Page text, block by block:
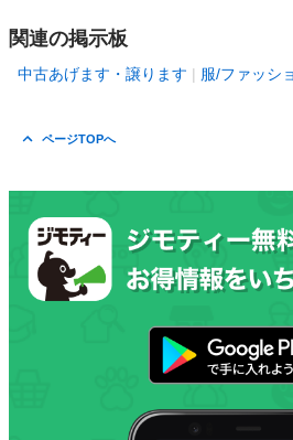
関連の掲示板
中古あげます・譲ります 服/ファッシ
ページTOPへ